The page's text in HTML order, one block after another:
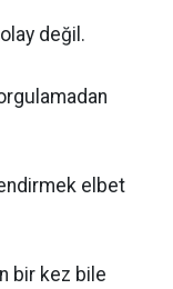
değil.
elbet
bir kez bile